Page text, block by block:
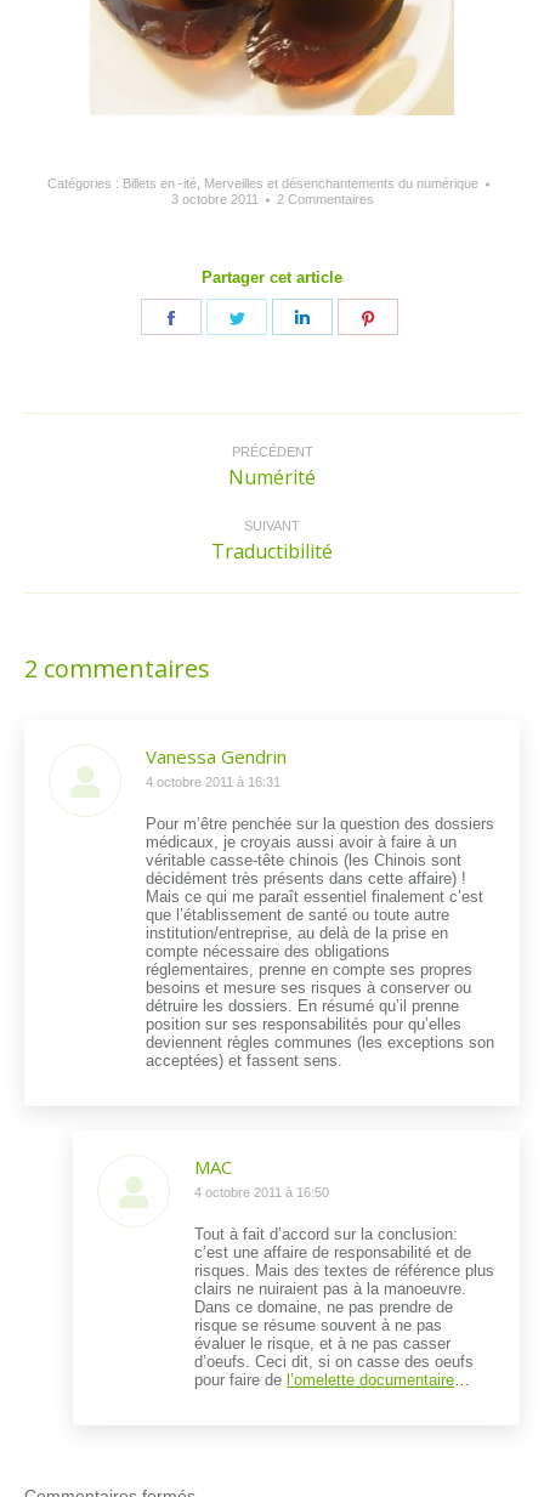
Catégories : Billets en -ité Merveilles et désenchantements du numérique
3 octobre 2011
2 Commentaires
Partager cet article
Partager Partager Partager
PRÉCÉDENT
Article
Numérité
SUIVANT
Article
:
Traductibilité
2 commentaires
Vanessa Gendrin
dit
4 octobre 2011 à 16:31
Pour m’être penchée sur la question des dossiers
médicaux, je croyais aussi avoir à faire à un
véritable casse-tête chinois (les Chinois sont
décidément très présents dans cette affaire) !
Mais ce qui me paraît essentiel finalement c’est
que l’établissement de santé ou toute autre
institution/entreprise, au delà de la prise en
compte nécessaire des obligations
réglementaires, prenne en compte ses propres
besoins et mesure ses risques à conserver ou
détruire les dossiers. En résumé qu’il prenne
position sur ses responsabilités pour qu’elles
deviennent règles communes (les exceptions son
acceptées) et fassent sens.
MAC
dit
4 octobre 2011 à 16:50
Tout à fait d’accord sur la conclusion:
c’est une affaire de responsabilité et de
risques. Mais des textes de référence plus
clairs ne nuiraient pas à la manoeuvre.
Dans ce domaine, ne pas prendre de
risque se résume souvent à ne pas
évaluer le risque, et à ne pas casser
d’oeufs. Ceci dit, si on casse des oeufs
pour faire de l’omelette documentaire…